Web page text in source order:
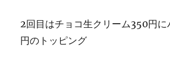
2回目はチョコ生クリーム350円
円のトッピング